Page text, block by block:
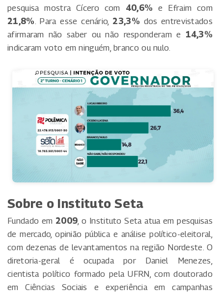
pesquisa mostra Cícero com 40,6% e Efraim com
21,8%. Para esse cenário, 23,3% dos entrevistados
afirmaram não saber ou não responderam e 14,3%
indicaram voto em ninguém, branco ou nulo.
Sobre o Instituto Seta
Fundado em 2009, o Instituto Seta atua em pesquisas
de mercado, opinião pública e análise político-eleitoral,
com dezenas de levantamentos na região Nordeste. O
diretoria-geral é ocupada por Daniel Menezes,
cientista político formado pela UFRN, com doutorado
em Ciências Sociais e experiência em campanhas